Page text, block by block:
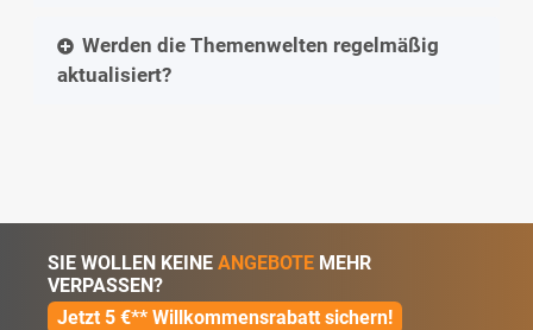
Werden die Themenwelten regelmäßig
aktualisiert?
SIE WOLLEN KEINE ANGEBOTE MEHR
VERPASSEN?
Jetzt 5 €** Willkommensrabatt sichern!